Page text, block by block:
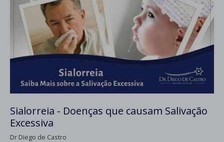
Sialorreia - Doenças que causam Salivação
Excessiva
Dr Diego de Castro